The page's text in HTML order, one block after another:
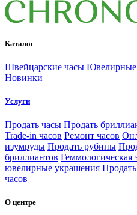
Каталог
Швейцарские часы Ювелирные
Новинки
Услуги
Продать часы Продать
Trade-in часов Ремонт часов
изумруды Продать рубины
бриллиантов Геммологическая
ювелирные украшения
часов
О центре